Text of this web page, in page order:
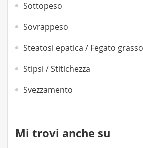
Sottopeso
Sovrappeso
Steatosi epatica / Fegato grasso
Stipsi / Stitichezza
Svezzamento
Mi trovi anche su